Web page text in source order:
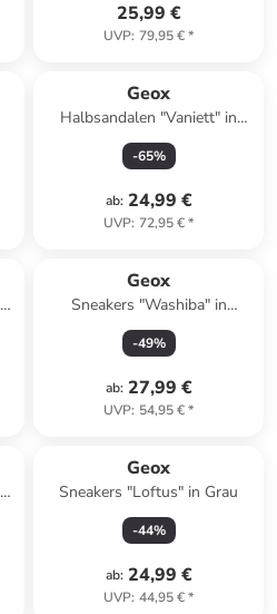
25,99 €
UVP: 79,95 €*
Geox
Halbsandalen "Vaniett" in
Rosa
-65%
ab: 24,99 €
UVP: 72,95 €*
Geox
Sneakers "Washiba" in
Schwarz
-49%
ab: 27,99 €
UVP: 54,95 €*
Geox
Sneakers "Loftus" in Grau
-44%
ab: 24,99 €
UVP: 44,95 €*